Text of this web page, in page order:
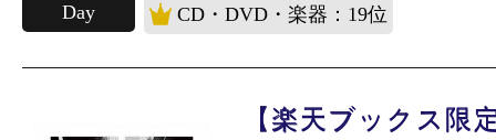
Day CD・DVD・楽器：19位
【楽天ブックス限